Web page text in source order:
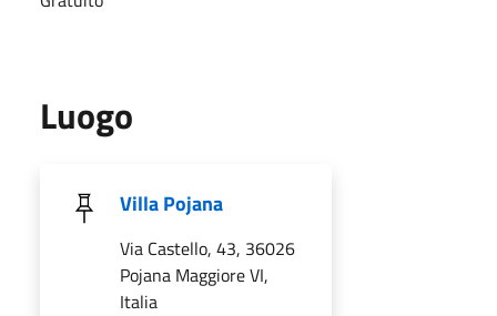
Luogo
Villa Pojana
Via Castello, 43, 36026
Pojana Maggiore VI,
Italia